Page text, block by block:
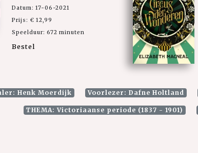
Datum: 17-06-2021
Prijs: € 12,99
Speelduur: 672 minuten
Bestel
Henk Moerdijk Voorlezer: Dafne Holtland
THEMA: Victoriaanse periode (1837 - 1901)